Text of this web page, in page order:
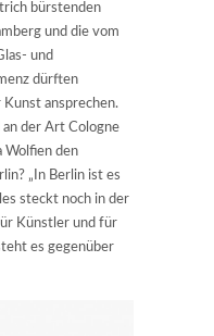
bürstenden
und die vom
und
dürften
ansprechen.
der Art Cologne
Wolfien den
„In Berlin ist es
steckt noch in der
Künstler und für
es gegenüber